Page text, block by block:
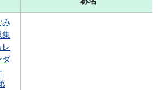
み
集
レ
ダ